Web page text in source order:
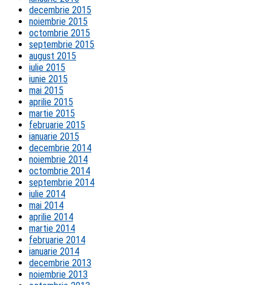
decembrie 2015
noiembrie 2015
octombrie 2015
septembrie 2015
august 2015
iulie 2015
iunie 2015
mai 2015
aprilie 2015
martie 2015
februarie 2015
ianuarie 2015
decembrie 2014
noiembrie 2014
octombrie 2014
septembrie 2014
iulie 2014
mai 2014
aprilie 2014
martie 2014
februarie 2014
ianuarie 2014
decembrie 2013
noiembrie 2013